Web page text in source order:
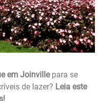
em Joinvillepara se
de lazer? Leia este